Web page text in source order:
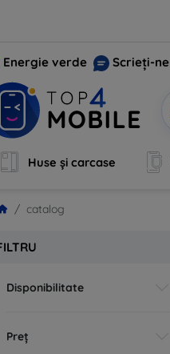
Energie verde Scrieți-ne
Huse și carcase
catalog
Disponibilitate
Preț